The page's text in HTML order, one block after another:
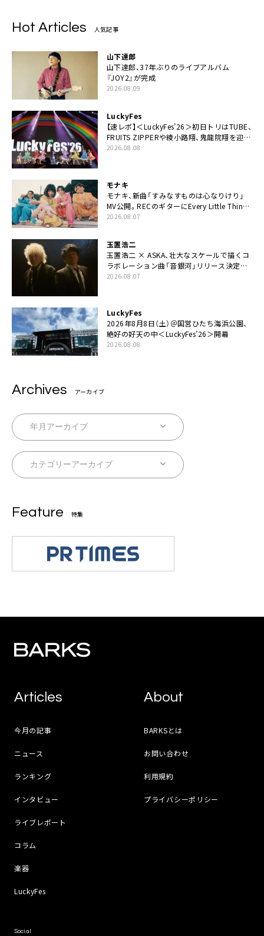
Hot Articles 人気記事
山下達郎
山下達郎、37年ぶりのライブアルバム
『JOY2』が完成
2026.08.09
LuckyFes
【速レポ】＜LuckyFes’26＞初日トリはTUBE、
FRUITS ZIPPERや綾小路翔、鬼龍院翔を迎え
た豪華コラボも「知ってたらぜひ一緒に歌っ
2026.08.08
モナキ
モナキ、新曲「すみなすものは心なりけり」
MV公開。RECのギターにEvery Little Thing・
伊藤一朗参加も
2026.08.07
玉置浩二
玉置浩二 × ASKA、壮大なスケールで描くコ
ラボレーション曲「音銀河」リリース決定。
カップリングには新曲「命の宿り」収録も
2026.08.07
LuckyFes
2026年8月8日（土）＠国営ひたち海浜公園、
絶好の好天の中＜LuckyFes’26＞開幕
2026.08.08
Archives アーカイブ
Feature 特集
Articles
今月の記事
ニュース
ランキング
インタビュー
ライブレポート
コラム
楽器
LuckyFes
About
BARKSとは
お問い合わせ
利用規約
プライバシーポリシー
Social